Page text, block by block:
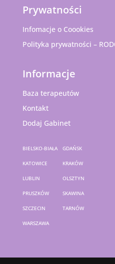
Prywatności
Infomacje o Coookies
Polityka prywatności –
Informacje
Baza terapeutów
Kontakt
Dodaj Gabinet
BIELSKO-BIAŁA GDAŃSK
KATOWICE KRAKÓW
LUBLIN OLSZTYN
PRUSZKÓW SKAWINA
SZCZECIN TARNÓW
WARSZAWA